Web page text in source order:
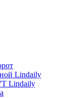
Lindaily
Lindaily